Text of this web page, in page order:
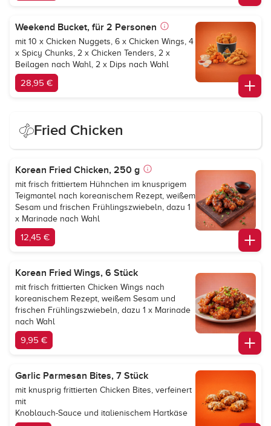
Weekend Bucket, für 2 Personen
mit 10 x Chicken Nuggets, 6 x Chicken Wings, 4
x Spicy Chunks, 2 x Chicken Tenders, 2 x
Beilagen nach Wahl, 2 x Dips nach Wahl
28,95 €
Fried Chicken
Korean Fried Chicken, 250 g
mit frisch frittiertem Hühnchen im knusprigem
Teigmantel nach koreanischem Rezept, weißem
Sesam und frischen Frühlingszwiebeln, dazu 1
x Marinade nach Wahl
12,45 €
Korean Fried Wings, 6 Stück
mit frisch frittierten Chicken Wings nach
koreanischem Rezept, weißem Sesam und
frischen Frühlingszwiebeln, dazu 1 x Marinade
nach Wahl
9,95 €
Garlic Parmesan Bites, 7 Stück
mit knusprig frittierten Chicken Bites, verfeinert
mit
Knoblauch-Sauce und italienischem Hartkäse